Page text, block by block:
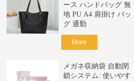
ース ハンドバッグ 無
地 PU A4 肩掛け バッ
グ 通勤
More
メガネ収納袋 自動閉
鎖システム: 使いやす